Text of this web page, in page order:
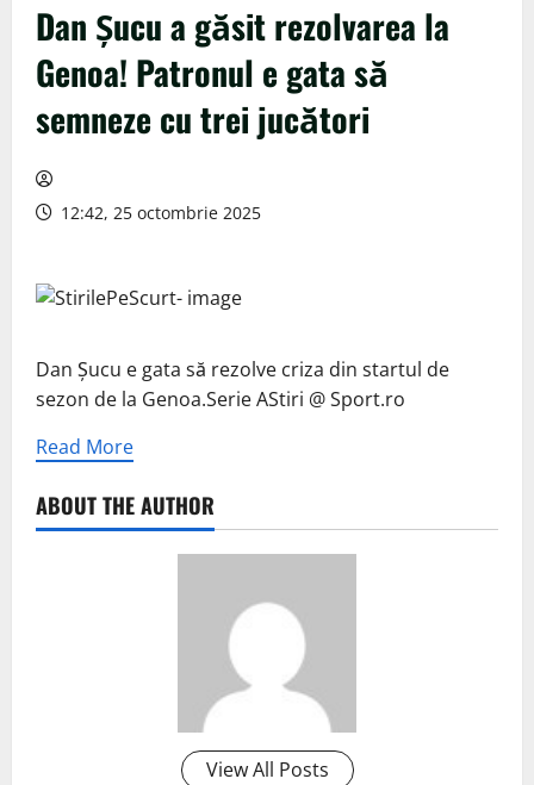
Dan Șucu a găsit rezolvarea la
Genoa! Patronul e gata să
semneze cu trei jucători
12:42, 25 octombrie 2025
Dan Șucu e gata să rezolve criza din startul de
sezon de la Genoa.Serie AStiri @ Sport.ro
Read More
ABOUT THE AUTHOR
View All Posts